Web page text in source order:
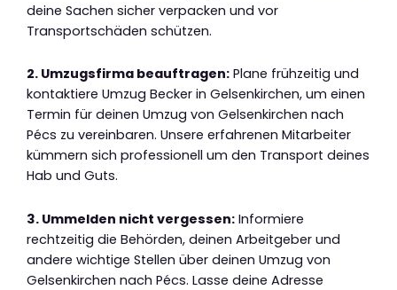
deine Sachen sicher verpacken und vor
Transportschäden schützen.
2. Umzugsfirma beauftragen: Plane frühzeitig und
kontaktiere Umzug Becker in Gelsenkirchen, um einen
Termin für deinen Umzug von Gelsenkirchen nach
Pécs zu vereinbaren. Unsere erfahrenen Mitarbeiter
kümmern sich professionell um den Transport deines
Hab und Guts.
3. Ummelden nicht vergessen: Informiere
rechtzeitig die Behörden, deinen Arbeitgeber und
andere wichtige Stellen über deinen Umzug von
Gelsenkirchen nach Pécs. Lasse deine Adresse